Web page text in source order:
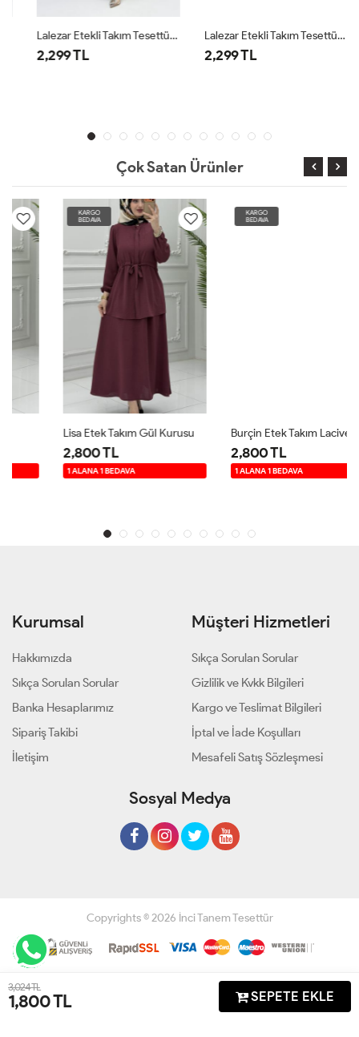
3,024 TL
1,800TL SEPETE EKLE
Lalezar Etekli Takım Tesettür Giyim Çağla Yeşil
2,299 TL
Lalezar Etekli Takım Tesettür Giyim Siyah
2,299 TL
Çok Satan Ürünler
Lisa Etek Takım Gül Kurusu
2,800 TL
1 ALANA 1 BEDAVA
BEDAVA
Burçin Etek Takım Lacivert
2,800 TL
1 ALANA 1 BEDAVA
Kurumsal
Hakkımızda
Sıkça Sorulan Sorular
Banka Hesaplarımız
Sipariş Takibi
İletişim
Müşteri Hizmetleri
Sıkça Sorulan Sorular
Gizlilik ve Kvkk Bilgileri
Kargo ve Teslimat Bilgileri
İptal ve İade Koşulları
Mesafeli Satış Sözleşmesi
Sosyal Medya
Copyrights © 2026 İnci Tanem Tesettür
Geliştir - powered by innovation
Anasayfa Sipariş Takibi İletişim